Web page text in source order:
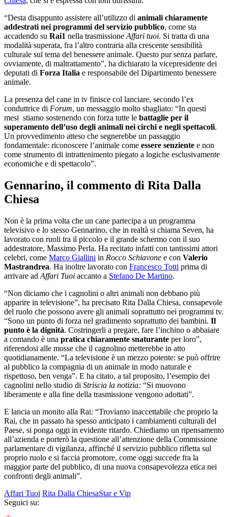
“Desta disappunto assistere all’utilizzo di animali chiaramente
addestrati nei programmi del servizio pubblico, come sta
accadendo su Rai1 nella trasmissione Affari tuoi. Si tratta di una
modalità superata, fra l’altro contraria alla crescente sensibilità
culturale sul tema del benessere animale. Questo pur senza parlare,
ovviamente, di maltrattamento”, ha dichiarato la vicepresidente dei
deputati di Forza Italia e responsabile del Dipartimento benessere
animale.
La presenza del cane in tv finisce col lanciare, secondo l’ex
conduttrice di Forum, un messaggio molto sbagliato: “In questi
mesi stiamo sostenendo con forza tutte le battaglie per il
superamento dell’uso degli animali nei circhi e negli spettacoli.
Un provvedimento atteso che segnerebbe un passaggio
fondamentale: riconoscere l’animale come essere senziente e non
come strumento di intrattenimento piegato a logiche esclusivamente
economiche e di spettacolo”.
Gennarino, il commento di Rita Dalla
Chiesa
Non è la prima volta che un cane partecipa a un programma
televisivo e lo stesso Gennarino, che in realtà si chiama Seven, ha
lavorato con ruoli tra il piccolo e il grande schermo con il suo
addestratore, Massimo Perla. Ha recitato infatti con tantissimi attori
celebri, come Marco Giallini in Rocco Schiavone e con Valerio
Mastrandrea. Ha inoltre lavorato con Francesco Totti prima di
arrivare ad Affari Tuoi accanto a Stefano De Martino.
“Non diciamo che i cagnolini o altri animali non debbano più
apparire in televisione”, ha precisato Rita Dalla Chiesa, consapevole
del ruolo che possono avere gli animali soprattutto nei programmi tv.
“Sono un punto di forza nel gradimento soprattutto dei bambini. Il
punto è la dignità. Costringerli a pregare, fare l’inchino o abbaiare
a comando è una pratica chiaramente snaturante per loro”,
riferendosi alle mosse che il cagnolino metterebbe in atto
quotidianamente. “La televisione è un mezzo potente: se può offrire
al pubblico la compagnia di un animale in modo naturale e
rispettoso, ben venga”. E ha citato, a tal proposito, l’esempio dei
cagnolini nello studio di Striscia la notizia: “Si muovono
liberamente e alla fine della trasmissione vengono adottati”.
E lancia un monito alla Rai: “Troviamo inaccettabile che proprio la
Rai, che in passato ha spesso anticipato i cambiamenti culturali del
Paese, si ponga oggi in evidente ritardo. Chiediamo un ripensamento
all’azienda e porterò la questione all’attenzione della Commissione
parlamentare di vigilanza, affinché il servizio pubblico rifletta sul
proprio ruolo e si faccia promotore, come oggi succede fra la
maggior parte del pubblico, di una nuova consapevolezza etica nei
confronti degli animali”.
Affari Tuoi Rita Dalla ChiesaStar e Vip
Seguici su: